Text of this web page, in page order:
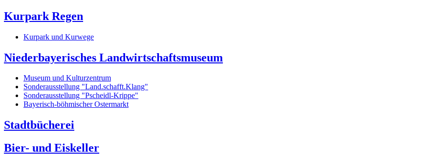
Kurpark Regen
Kurpark und Kurwege
Niederbayerisches Landwirtschaftsmuseum
Museum und Kulturzentrum
Sonderausstellung "Land.schafft.Klang"
Sonderausstellung "Pscheidl-Krippe"
Bayerisch-böhmischer Ostermarkt
Stadtbücherei
Bier- und Eiskeller